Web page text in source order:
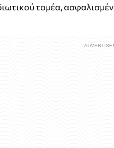
τομέα,